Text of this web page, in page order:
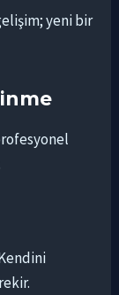
yeni bir